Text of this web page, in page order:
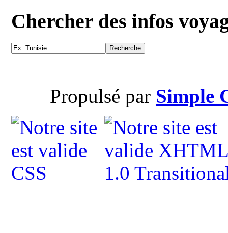
Chercher des infos
Propulsé par Simple